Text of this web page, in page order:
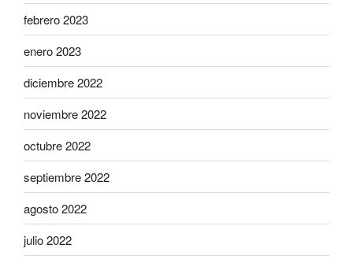
febrero 2023
enero 2023
diciembre 2022
noviembre 2022
octubre 2022
septiembre 2022
agosto 2022
julio 2022